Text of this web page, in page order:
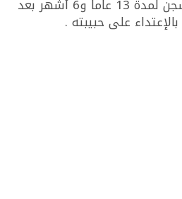
التركي أوزان جوفين بالسجن لمدة 13 عاما و6 أشهر بعد
على حبيبته .